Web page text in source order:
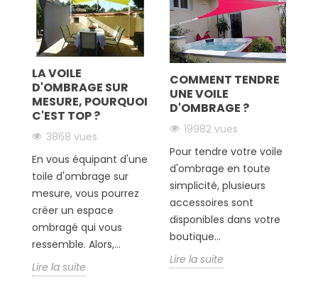
LA VOILE
D'OMBRAGE SUR
MESURE, POURQUOI
C'EST TOP ?
3868 vues
En vous équipant d'une
toile d'ombrage sur
mesure, vous pourrez
créer un espace
ombragé qui vous
ressemble. Alors,...
Lire la suite
COMMENT TENDRE
UNE VOILE
D'OMBRAGE ?
19982 vues
Pour tendre votre voile
d'ombrage en toute
simplicité, plusieurs
accessoires sont
disponibles dans votre
boutique...
Lire la suite